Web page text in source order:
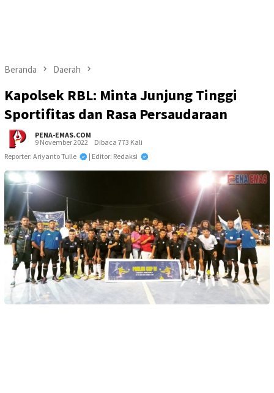
Beranda Daerah
Kapolsek RBL: Minta Junjung Tinggi
Sportifitas dan Rasa Persaudaraan
PENA-EMAS.COM
9 November 2022
Dibaca 773 Kali
Reporter: Ariyanto Tulle
| Editor: Redaksi